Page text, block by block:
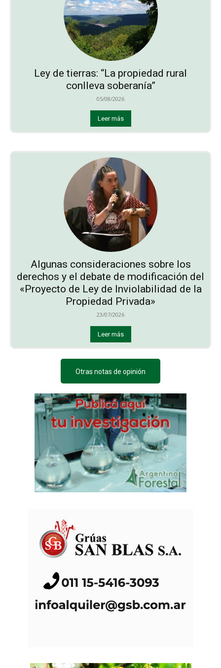
Ley de tierras: “La propiedad rural
conlleva soberanía”
05/08/2026
Leer más
Algunas consideraciones sobre los
derechos y el debate de modificación del
«Proyecto de Ley de Inviolabilidad de la
Propiedad Privada»
23/07/2026
Leer más
Otras notas de opinión